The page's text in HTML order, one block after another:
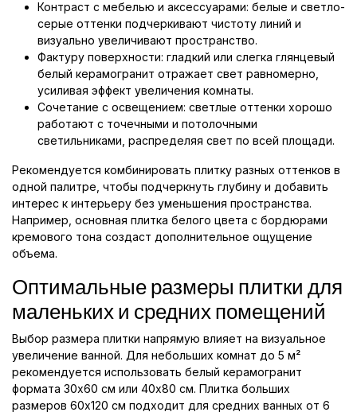
Контраст с мебелью и аксессуарами: белые и светло-
серые оттенки подчеркивают чистоту линий и
визуально увеличивают пространство.
Фактуру поверхности: гладкий или слегка глянцевый
белый керамогранит отражает свет равномерно,
усиливая эффект увеличения комнаты.
Сочетание с освещением: светлые оттенки хорошо
работают с точечными и потолочными
светильниками, распределяя свет по всей площади.
Рекомендуется комбинировать плитку разных оттенков в
одной палитре, чтобы подчеркнуть глубину и добавить
интерес к интерьеру без уменьшения пространства.
Например, основная плитка белого цвета с бордюрами
кремового тона создаст дополнительное ощущение
объема.
Оптимальные размеры плитки для
маленьких и средних помещений
Выбор размера плитки напрямую влияет на визуальное
увеличение ванной. Для небольших комнат до 5 м²
рекомендуется использовать белый керамогранит
формата 30x60 см или 40x80 см. Плитка больших
размеров 60x120 см подходит для средних ванных от 6